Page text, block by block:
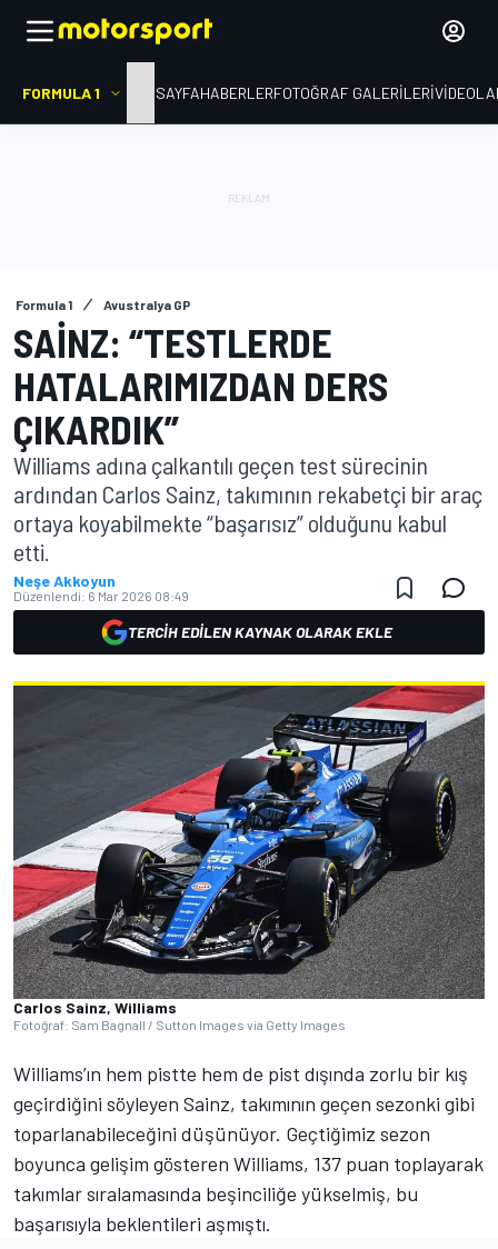
FORMULA 1 ANA SAYFAHABERLERFOTOĞRAF GALERILERI
Formula 1 Avustralya GP
SAINZ: “TESTLERDE
HATALARIMIZDAN DERS
ÇIKARDIK”
Williams adına çalkantılı geçen test sürecinin
ardından Carlos Sainz, takımının rekabetçi bir araç
ortaya koyabilmekte “başarısız” olduğunu kabul
etti.
Neşe Akkoyun
Düzenlendi: 6 Mar 2026 08:49
TERCIH EDILEN KAYNAK OLARAK EKLE
Carlos Sainz, Williams
Fotoğraf: Sam Bagnall / Sutton Images via Getty Images
Williams’ın hem pistte hem de pist dışında zorlu bir kış
geçirdiğini söyleyen Sainz, takımının geçen sezonki gibi
toparlanabileceğini düşünüyor. Geçtiğimiz sezon
boyunca gelişim gösteren Williams, 137 puan toplayarak
takımlar sıralamasında beşinciliğe yükselmiş, bu
başarısıyla beklentileri aşmıştı.